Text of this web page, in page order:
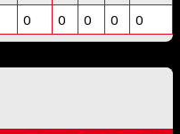
0 0 0 0 0